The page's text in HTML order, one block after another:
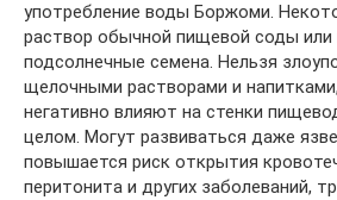
употребление воды Боржоми.
раствор обычной пищевой соды или
подсолнечные семена. Нельзя
щелочными растворами и
негативно влияют на стенки
целом. Могут развиваться даже
повышается риск открытия
перитонита и других заболеваний,